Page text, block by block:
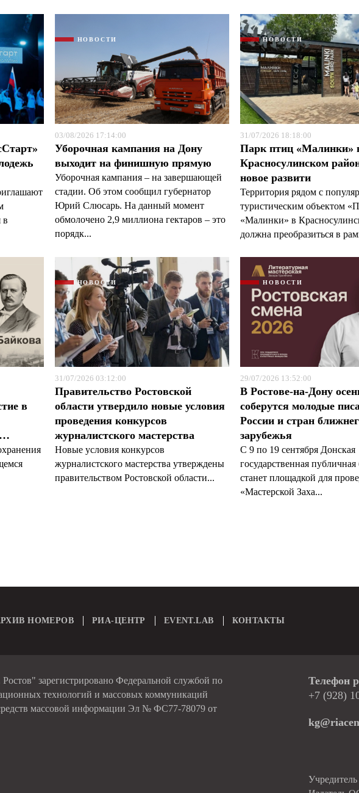
в
НОВОСТИ
03/08/2026 17:14:00
Уборочная кампания на Дону
выходит на финишную прямую
Уборочная кампания – на завершающей
стадии. Об этом сообщил губернатор
Юрий Слюсарь. На данный момент
обмолочено 2,9 миллиона гектаров – это
порядк...
НОВОСТИ
31/07/2026 18:18:00
Парк птиц «Малинки»
Красносулинском
новое развити
Территория рядом с
туристическим объектом
«Малинки» в
должна преобразиться в
в
НОВОСТИ
31/07/2026 03:12:00
Правительство Ростовской
области утвердило новые условия
проведения конкурсов
журналистского мастерства
Новые условия конкурсов
журналистского мастерства утверждены
правительством Ростовской области...
НОВОСТИ
29/07/2026 13:52:00
В Ростове-на-Дону
соберутся молодые
России и стран
зарубежья
С 9 по 19 сентября Донская
государственная публичная
станет площадкой для
«Мастерской Заха...
Я согласен сполитикой конфиденциальности и защиты
НОМЕРОВ РИА-ЦЕНТР EVENT.LAB КОНТАКТЫ
зарегистрировано Федеральной службой по
технологий и массовых коммуникаций
массовой информации Эл № ФС77-78079 от
Телефон
+7 (928)
Я согласен сполитикой конфиденциальности и защиты